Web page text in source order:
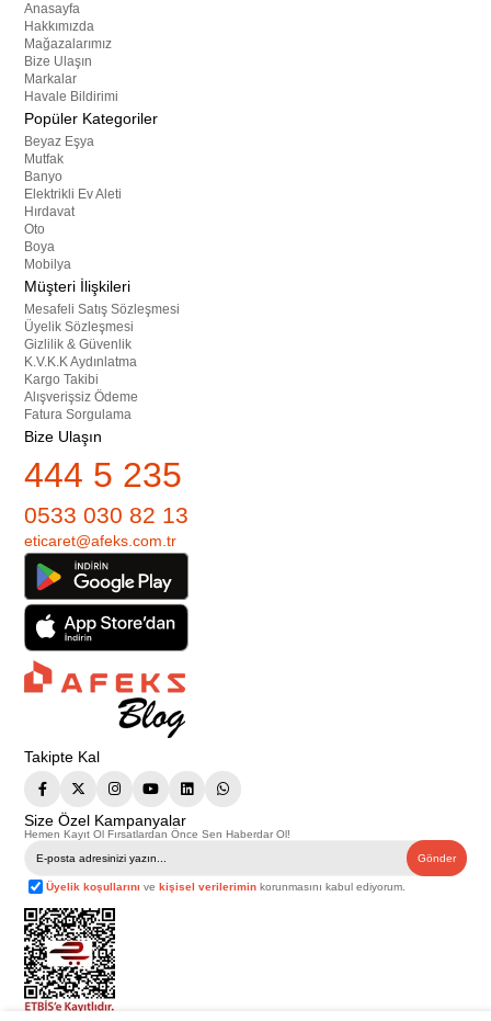
Anasayfa
Hakkımızda
Mağazalarımız
Bize Ulaşın
Markalar
Havale Bildirimi
Popüler Kategoriler
Beyaz Eşya
Mutfak
Banyo
Elektrikli Ev Aleti
Hırdavat
Oto
Boya
Mobilya
Müşteri İlişkileri
Mesafeli Satış Sözleşmesi
Üyelik Sözleşmesi
Gizlilik & Güvenlik
K.V.K.K Aydınlatma
Kargo Takibi
Alışverişsiz Ödeme
Fatura Sorgulama
Bize Ulaşın
444 5 235
0533 030 82 13
eticaret@afeks.com.tr
Takipte Kal
Size Özel Kampanyalar
Hemen Kayıt Ol Fırsatlardan Önce Sen Haberdar Ol!
Gönder
Üyelik koşullarını vekişisel verilerimin korunmasını kabul ediyorum.